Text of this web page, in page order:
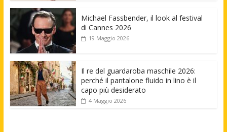
Michael Fassbender, il look al festival
di Cannes 2026
19 Maggio 2026
Il re del guardaroba maschile 2026:
perché il pantalone fluido in lino è il
capo più desiderato
4 Maggio 2026